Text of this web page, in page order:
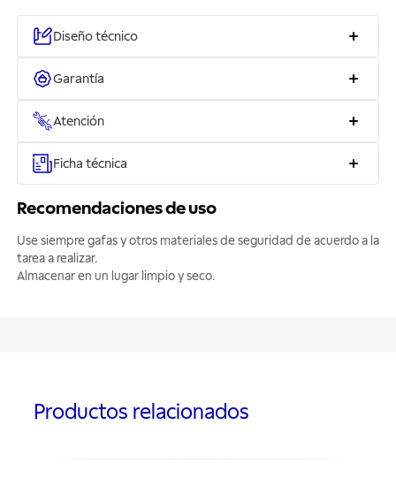
Diseño técnico
Garantía
Atención
Ficha técnica
Recomendaciones de uso
Use siempre gafas y otros materiales de seguridad de acuerdo a la
tarea a realizar.
Almacenar en un lugar limpio y seco.
Productos relacionados